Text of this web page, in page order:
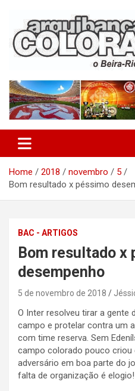
content
Arquibancada
Home 2018 novembro
5
Bom resultado x péssimo
BAC - ARTIGOS
Bom resultado x
desempenho
5 de novembro de 2018
O Inter resolveu tirar a gente
campo e protelar contra um
com time reserva. Sem
campo colorado pouco
adversário em boa parte do
falta de organização é elogio!